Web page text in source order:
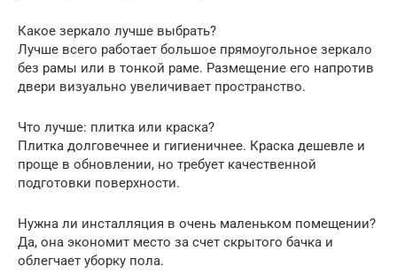
Какое зеркало лучше выбрать?
Лучше всего работает большое прямоугольное зеркало
без рамы или в тонкой раме. Размещение его напротив
двери визуально увеличивает пространство.
Что лучше: плитка или краска?
Плитка долговечнее и гигиеничнее. Краска дешевле и
проще в обновлении, но требует качественной
подготовки поверхности.
Нужна ли инсталляция в очень маленьком помещении?
Да, она экономит место за счет скрытого бачка и
облегчает уборку пола.